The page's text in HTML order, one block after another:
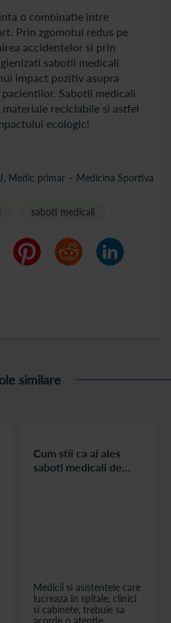
o combinatie intre
Prin zgomotul redus pe
accidentelor si prin
sabotii medicali
impact pozitiv asupra
Sabotii medicali
reciclabile si astfel
ecologic!
, Medic primar – Medicina Sportiva
saboti medicali
similare
Cum stii ca ai ales
saboti medicali de
Medicii si asistentele care
lucreaza in spitale, clinici
si cabinete, trebuie sa
acorde o atentie